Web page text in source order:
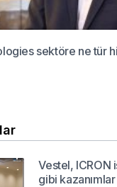
sektöre ne tür
Vestel, ICRON
gibi